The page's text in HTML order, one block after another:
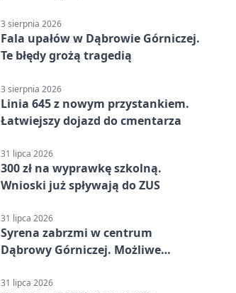
3 sierpnia 2026
Fala upałów w Dąbrowie Górniczej.
Te błędy grożą tragedią
3 sierpnia 2026
Linia 645 z nowym przystankiem.
Łatwiejszy dojazd do cmentarza
31 lipca 2026
300 zł na wyprawkę szkolną.
Wnioski już spływają do ZUS
31 lipca 2026
Syrena zabrzmi w centrum
Dąbrowy Górniczej. Możliwe
31 lipca 2026